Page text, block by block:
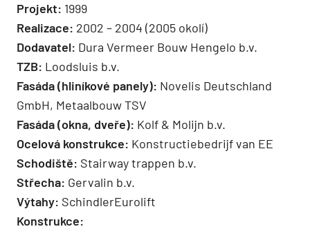
Projekt: 1999
Realizace: 2002 – 2004 (2005 okolí)
Dodavatel: Dura Vermeer Bouw Hengelo b.v.
TZB: Loodsluis b.v.
Fasáda (hliníkové panely): Novelis Deutschland
GmbH, ­Metaalbouw TSV
Fasáda (okna, dveře): Kolf & Molijn b.v.
Ocelová konstrukce: Konstructiebedrijf van EE
Schodiště: Stairway trappen b.v.
Střecha: Gervalin b.v.
Výtahy: SchindlerEurolift
Konstrukce: